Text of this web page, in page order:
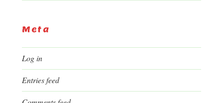
Meta
Log in
Entries feed